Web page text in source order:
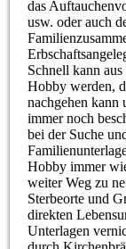
das
usw. oder auch
Schnell kann
Hobby werden,
nachgehen kann
immer noch
bei der Suche
Hobby immer
weiter Weg zu
Sterbeorte und
direkten
Unterlagen